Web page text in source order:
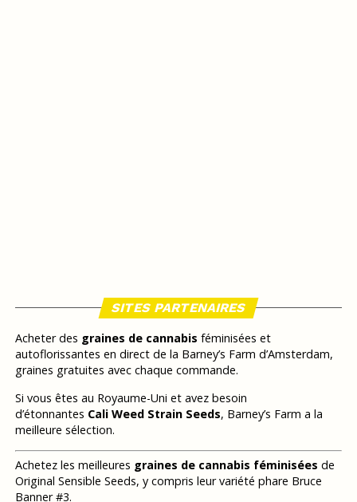
SITES PARTENAIRES
Acheter des graines de cannabis féminisées et
autoflorissantes en direct de la Barney’s Farm d’Amsterdam,
graines gratuites avec chaque commande.
Si vous êtes au Royaume-Uni et avez besoin
d’étonnantes Cali Weed Strain Seeds, Barney’s Farm a la
meilleure sélection.
Achetez les meilleures graines de cannabis féminisées de
Original Sensible Seeds, y compris leur variété phare Bruce
Banner #3.